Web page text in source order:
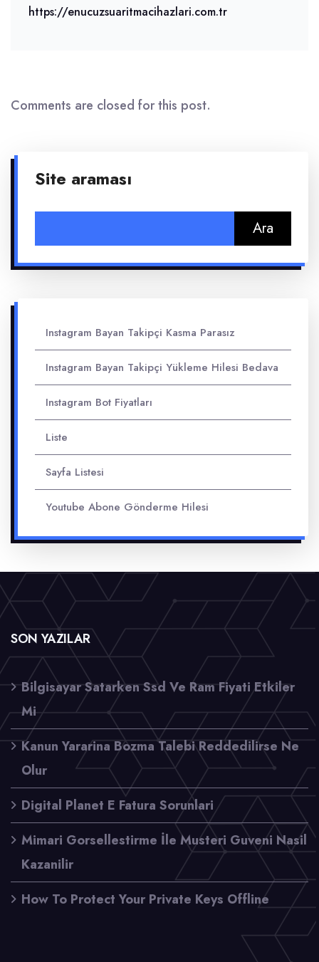
https://enucuzsuaritmacihazlari.com.tr
Comments are closed for this post.
Site araması
Instagram Bayan Takipçi Kasma Parasız
Instagram Bayan Takipçi Yükleme Hilesi Bedava
Instagram Bot Fiyatları
Liste
Sayfa Listesi
Youtube Abone Gönderme Hilesi
SON YAZILAR
Bilgisayar Satarken Ssd Ve Ram Fiyati Etkiler
Mi
Kanun Yararina Bozma Talebi Reddedilirse Ne
Olur
Digital Planet E Fatura Sorunlari
Mimari Gorsellestirme İle Musteri Guveni Nasil
Kazanilir
How To Protect Your Private Keys Offline